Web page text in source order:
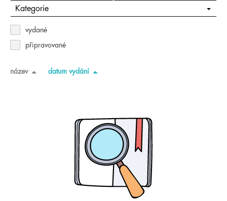
Kategorie
vydané
připravované
název datum vydání